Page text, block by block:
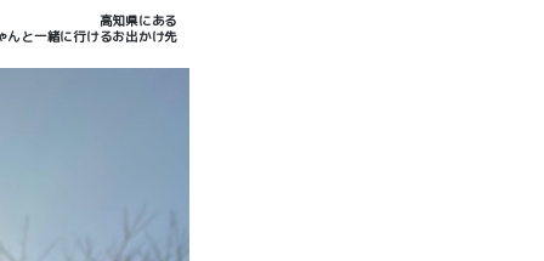
高知県にある
んと一緒に行けるお出かけ先